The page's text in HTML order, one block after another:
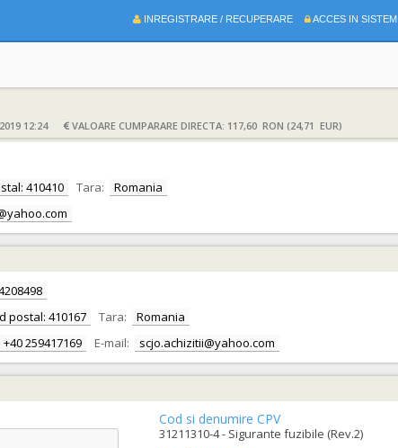
INREGISTRARE / RECUPERARE ACCES IN SISTEM
12:24 VALOARE CUMPARARE DIRECTA: 117,60 RON (24,71 EUR)
410410 Tara:
Romania
postal: 410167 Tara:
Romania
+40 259417169 E-mail: scjo.achizitii@yahoo.com
Cod si denumire CPV
31211310-4 - Sigurante fuzibile (Rev.2)